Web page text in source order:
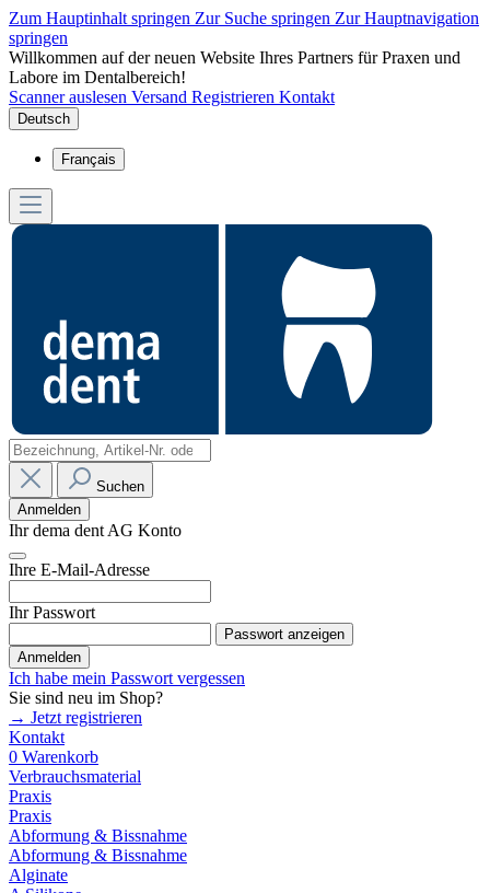
Zum Hauptinhalt springen Zur Suche springen Zur Hauptnavigation
springen
Willkommen auf der neuen Website Ihres Partners für Praxen und
Labore im Dentalbereich!
Scanner auslesen Versand Registrieren Kontakt
Deutsch
Français
Suchen
Anmelden
Ihr dema dent AG Konto
Ihre E-Mail-Adresse
Ihr Passwort
Passwort anzeigen
Anmelden
Ich habe mein Passwort vergessen
Sie sind neu im Shop?
→ Jetzt registrieren
Kontakt
0 Warenkorb
Verbrauchsmaterial
Praxis
Praxis
Abformung & Bissnahme
Abformung & Bissnahme
Alginate